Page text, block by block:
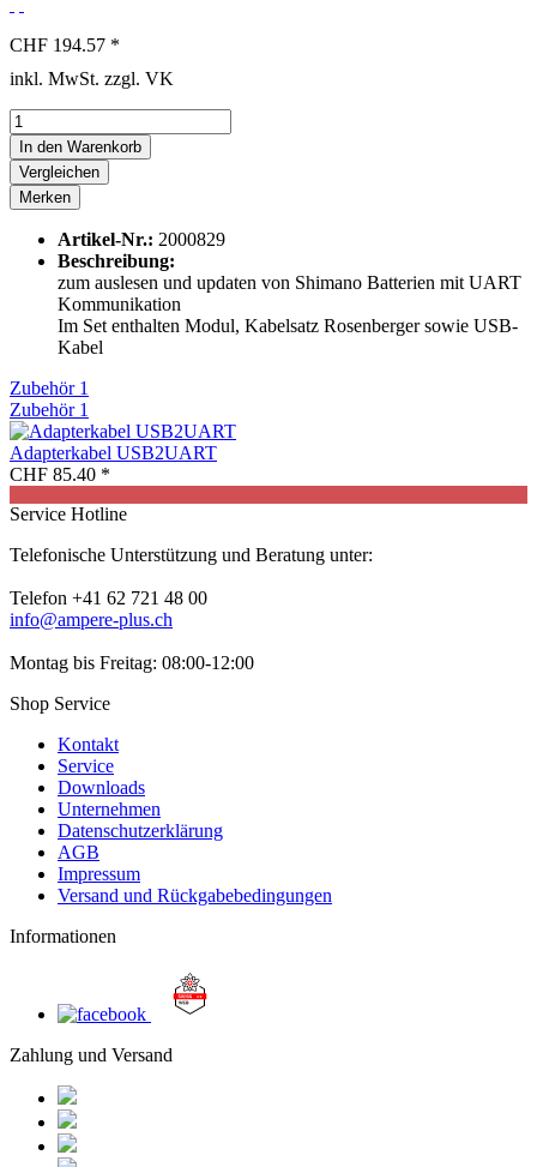
CHF 194.57 *
inkl. MwSt. zzgl. VK
In den Warenkorb
Vergleichen
Merken
Artikel-Nr.: 2000829
Beschreibung:
zum auslesen und updaten von Shimano Batterien mit UART
Kommunikation
Im Set enthalten Modul, Kabelsatz Rosenberger sowie USB-
Kabel
Zubehör 1
Zubehör 1
Adapterkabel USB2UART
CHF 85.40 *
Service Hotline
Telefonische Unterstützung und Beratung unter:
Telefon +41 62 721 48 00
info@ampere-plus.ch
Montag bis Freitag: 08:00-12:00
Shop Service
Kontakt
Service
Downloads
Unternehmen
Datenschutzerklärung
AGB
Impressum
Versand und Rückgabebedingungen
Informationen
Zahlung und Versand